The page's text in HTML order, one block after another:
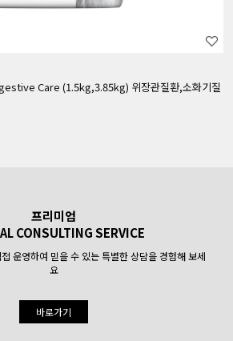
Care (1.5kg,3.85kg) 위장관질환,소화기질
프리미엄
CONSULTING SERVICE
운영하여 믿을 수 있는 특별한 상담을 경험해 보세
요
바로가기